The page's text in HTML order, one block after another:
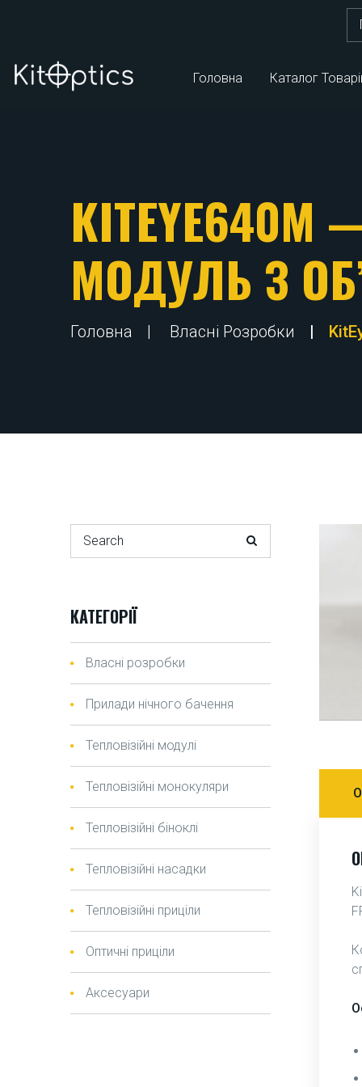
Головна Каталог
KITEYE640M
МОДУЛЬ З
Головна Власні Розробки
Search for:
КАТЕГОРІЇ
Власні розробки
Прилади нічного бачення
Тепловізійні модулі
Тепловізійні монокуляри
Тепловізійні біноклі
Тепловізійні насадки
Тепловізійні приціли
Оптичні приціли
Аксесуари